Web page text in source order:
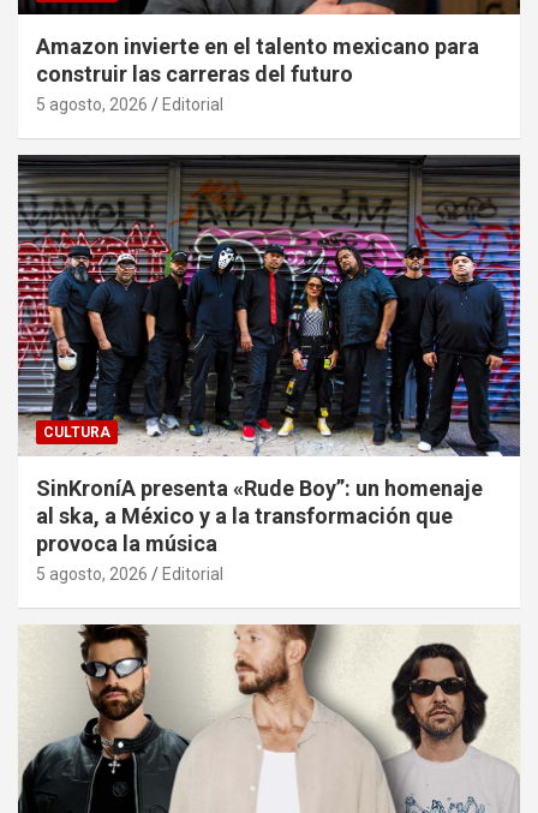
Amazon invierte en el talento mexicano para
construir las carreras del futuro
5 agosto, 2026 Editorial
CULTURA
SinKroníA presenta «Rude Boy”: un homenaje
al ska, a México y a la transformación que
provoca la música
5 agosto, 2026 Editorial